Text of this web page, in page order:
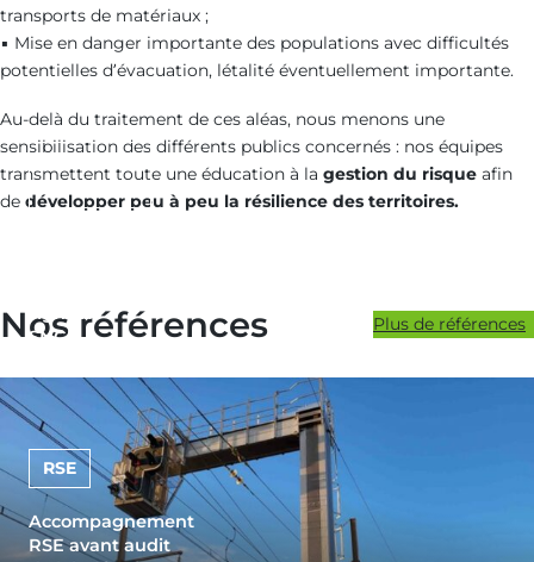
transports de matériaux ;
▪ Mise en danger importante des populations avec difficultés
potentielles d’évacuation, létalité éventuellement importante.
Au-delà du traitement de ces aléas, nous menons une
sensibilisation des différents publics concernés : nos équipes
transmettent toute une éducation à la gestion du risque afin
de développer peu à peu la résilience des territoires.
Nos références Plus de références
signaux
SNCF
RSE
Accompagnement
RSE avant audit